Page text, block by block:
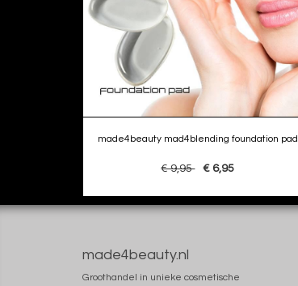
made4beauty mad4blending foundation pad
€ 9,95 € 6,95
made4beauty.nl
Groothandel in unieke cosmetische